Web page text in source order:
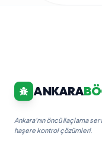
ANKARA
Ankara'nın öncü ilaçlama
haşere kontrol çözümleri.